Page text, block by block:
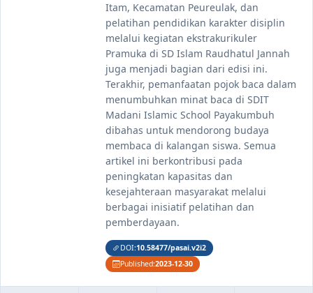
Itam, Kecamatan Peureulak, dan
pelatihan pendidikan karakter disiplin
melalui kegiatan ekstrakurikuler
Pramuka di SD Islam Raudhatul Jannah
juga menjadi bagian dari edisi ini.
Terakhir, pemanfaatan pojok baca dalam
menumbuhkan minat baca di SDIT
Madani Islamic School Payakumbuh
dibahas untuk mendorong budaya
membaca di kalangan siswa. Semua
artikel ini berkontribusi pada
peningkatan kapasitas dan
kesejahteraan masyarakat melalui
berbagai inisiatif pelatihan dan
pemberdayaan.
DOI:10.58477/pasai.v2i2
Published:2023-12-30